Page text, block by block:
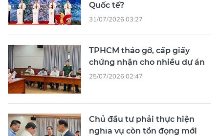
Quốc tế?
31/07/2026 03:27
TPHCM tháo gỡ, cấp giấy
chứng nhận cho nhiều dự án
25/07/2026 02:47
Chủ đầu tư phải thực hiện
nghĩa vụ còn tồn đọng mới